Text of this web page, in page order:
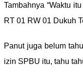
Tambahnya “Waktu
RT 01 RW 01 Dukuh
Panut juga belum
izin SPBU itu, tahu